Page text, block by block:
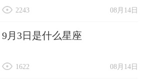
08月14日
2243
9月3日是什么星座
08月14日
1622